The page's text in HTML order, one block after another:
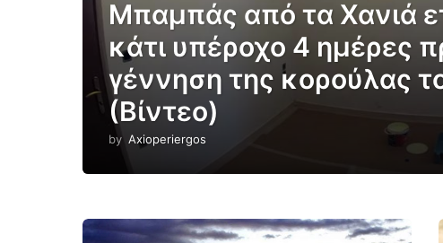
Μπαμπάς από τα Χανιά
κάτι υπέροχο 4 ημέρες
γέννηση της κορούλας
(Βίντεο)
by Axioperiergos